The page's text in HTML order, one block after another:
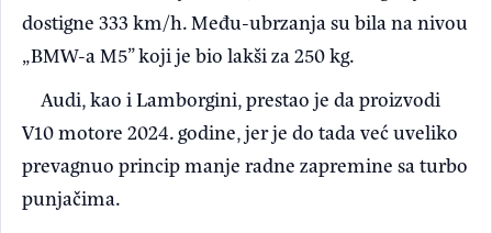
dostigne 333 km/h. Među-ubrzanja su bila na nivou
„BMW-a M5” koji je bio lakši za 250 kg.
Audi, kao i Lamborgini, prestao je da proizvodi
V10 motore 2024. godine, jer je do tada već uveliko
prevagnuo princip manje radne zapremine sa turbo
punjačima.